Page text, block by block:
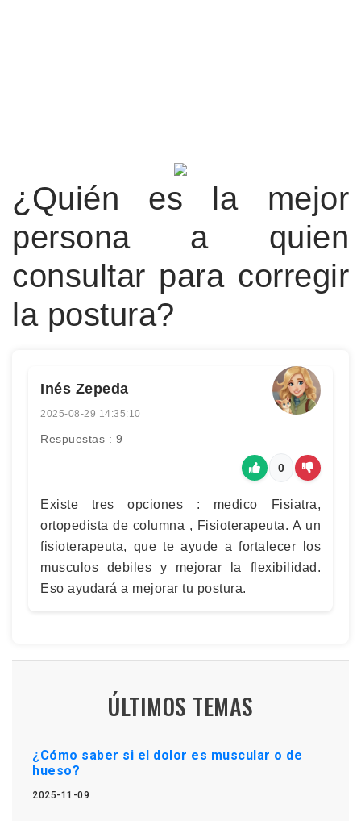
¿Quién es la mejor
persona a quien
consultar para corregir
la postura?
Inés Zepeda
2025-08-29 14:35:10
Respuestas : 9
0
Existe tres opciones : medico Fisiatra,
ortopedista de columna , Fisioterapeuta. A un
fisioterapeuta, que te ayude a fortalecer los
musculos debiles y mejorar la flexibilidad.
Eso ayudará a mejorar tu postura.
ÚLTIMOS TEMAS
¿Cómo saber si el dolor es muscular o de
hueso?
2025-11-09